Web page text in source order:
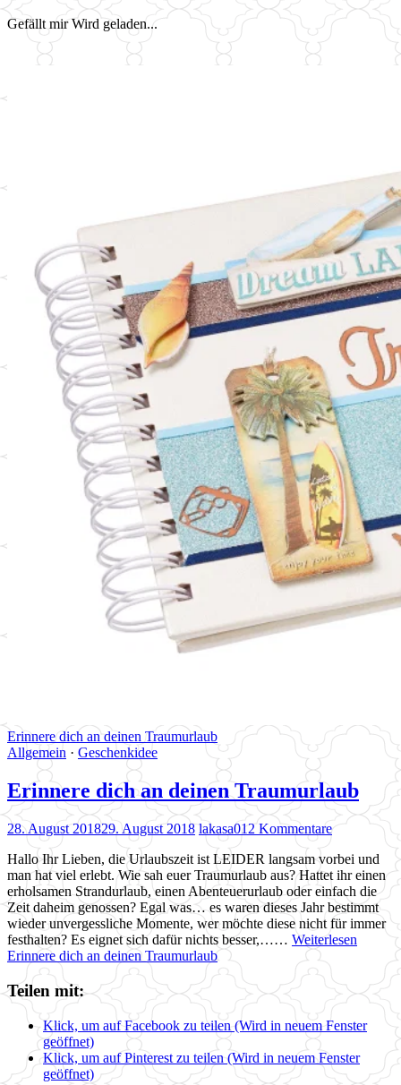
Gefällt mir Wird geladen...
Erinnere dich an deinen Traumurlaub
Allgemein · Geschenkidee
Erinnere dich an deinen Traumurlaub
28. August 201829. August 2018 lakasa012 Kommentare
Hallo Ihr Lieben, die Urlaubszeit ist LEIDER langsam vorbei und
man hat viel erlebt. Wie sah euer Traumurlaub aus? Hattet ihr einen
erholsamen Strandurlaub, einen Abenteuerurlaub oder einfach die
Zeit daheim genossen? Egal was… es waren dieses Jahr bestimmt
wieder unvergessliche Momente, wer möchte diese nicht für immer
festhalten? Es eignet sich dafür nichts besser,…… Weiterlesen
Erinnere dich an deinen Traumurlaub
Teilen mit:
Klick, um auf Facebook zu teilen (Wird in neuem Fenster
geöffnet)
Klick, um auf Pinterest zu teilen (Wird in neuem Fenster
geöffnet)